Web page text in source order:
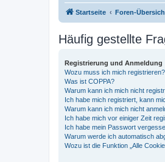
Startseite Foren-
Häufig gestellte
Registrierung und Anmeldung
Wozu muss ich mich registrieren?
Was ist COPPA?
Warum kann ich mich nicht
Ich habe mich registriert, kann
Warum kann ich mich nicht
Ich habe mich vor einiger Zeit
Ich habe mein Passwort
Warum werde ich automatisch
Wozu ist die Funktion „Alle